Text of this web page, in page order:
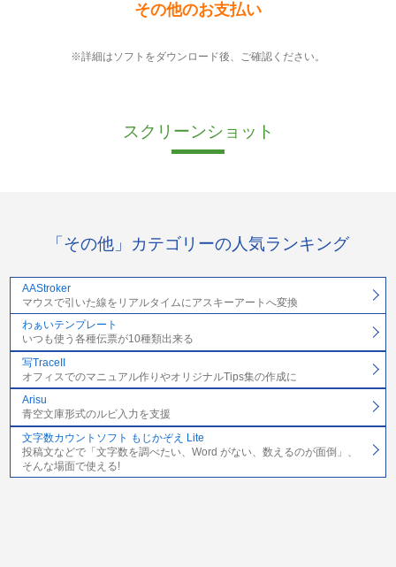
その他のお支払い
※詳細はソフトをダウンロード後、ご確認ください。
スクリーンショット
「その他」カテゴリーの人気ランキング
AAStroker
マウスで引いた線をリアルタイムにアスキーアートへ変換
わぁいテンプレート
いつも使う各種伝票が10種類出来る
写TraceII
オフィスでのマニュアル作りやオリジナルTips集の作成に
Arisu
青空文庫形式のルビ入力を支援
文字数カウントソフト もじかぞえ Lite
投稿文などで「文字数を調べたい、Word がない、数えるのが面倒」、
そんな場面で使える!